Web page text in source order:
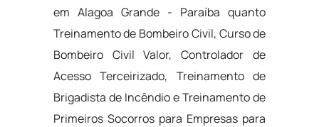
em Alagoa Grande - Paraíba quanto
Treinamento de Bombeiro Civil, Curso de
Bombeiro Civil Valor, Controlador de
Acesso Terceirizado, Treinamento de
Brigadista de Incêndio e Treinamento de
Primeiros Socorros para Empresas para